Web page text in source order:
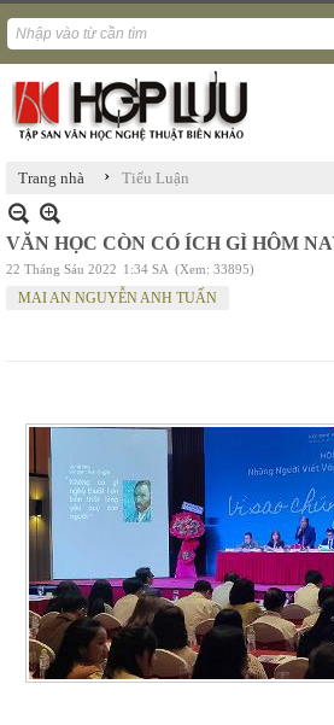
Trang nhà › Tiểu Luận
VĂN HỌC CÒN CÓ ÍCH GÌ HÔM
22 Tháng Sáu 2022 1:34 SA (Xem: 33895)
MAI AN NGUYỄN ANH TUẤN